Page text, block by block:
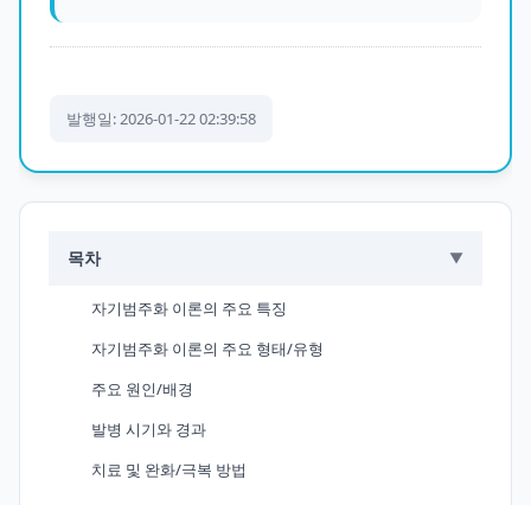
발행일: 2026-01-22 02:39:58
목차 ▼
자기범주화 이론의 주요 특징
자기범주화 이론의 주요 형태/유형
주요 원인/배경
발병 시기와 경과
치료 및 완화/극복 방법